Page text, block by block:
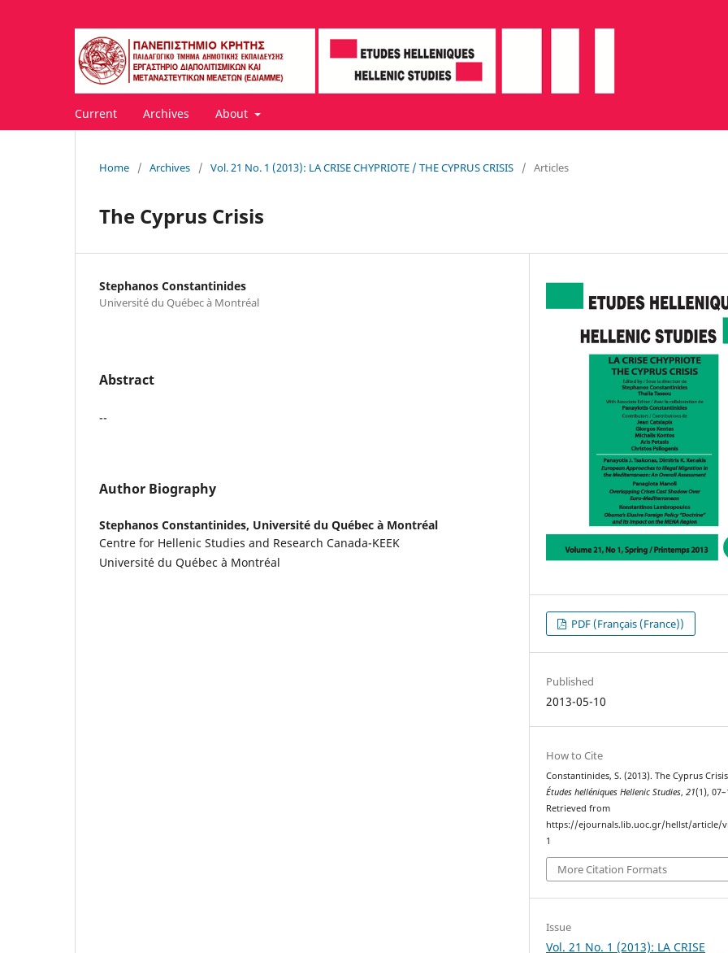
Current Archives About
Home / Archives / Vol. 21 No. 1 (2013): LA CRISE CHYPRIOTE / THE CYPRUS CRISIS / Articles
The Cyprus Crisis
Stephanos Constantinides
Université du Québec à Montréal
Abstract
--
Author Biography
Stephanos Constantinides, Université du Québec à Montréal
Centre for Hellenic Studies and Research Canada-KEEK
Université du Québec à Montréal
PDF (Français (France))
Published
2013-05-10
How to Cite
Constantinides, S. (2013). The Cyprus
Études helléniques Hellenic Studies,21(1),
Retrieved from
https://ejournals.lib.uoc.gr/hellst/article/
1
More Citation Formats
Issue
Vol. 21 No. 1 (2013): LA CRISE